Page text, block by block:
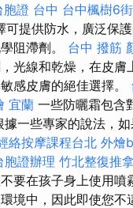
胞證 台中 台中楓樹6
可提供防水，廣泛保
阻滯劑。 台中 撥筋
光線和乾燥，在皮膚
感皮膚的絕佳選擇。
宜蘭 一些防曬霜包含
一些專家的說法，
絡按摩課程台北 外燴
胞證辦理 竹北整復推
要在孩子身上使用噴
境中，因此即使您不